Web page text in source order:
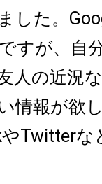
した。
すが、自
人の近況
情報が欲
Twitterな